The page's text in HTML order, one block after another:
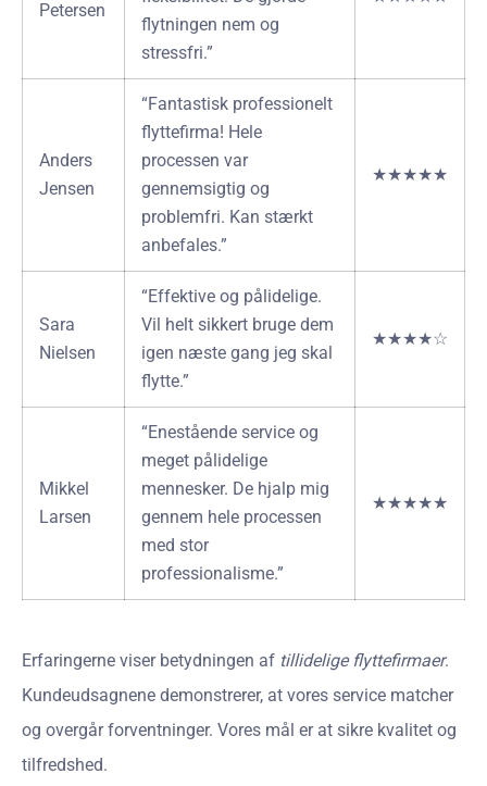
Petersen
flytningen nem og
stressfri.”
Anders
Jensen
“Fantastisk professionelt
flyttefirma! Hele
processen var
gennemsigtig og
problemfri. Kan stærkt
anbefales.”
★★★★★
Sara
Nielsen
“Effektive og pålidelige.
Vil helt sikkert bruge dem
igen næste gang jeg skal
flytte.”
★★★★☆
Mikkel
Larsen
“Enestående service og
meget pålidelige
mennesker. De hjalp mig
gennem hele processen
med stor
professionalisme.”
★★★★★
Erfaringerne viser betydningen af tillidelige flyttefirmaer.
Kundeudsagnene demonstrerer, at vores service matcher
og overgår forventninger. Vores mål er at sikre kvalitet og
tilfredshed.